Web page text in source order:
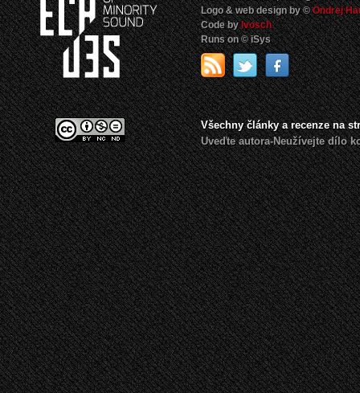
Logo & web design by ©Ondrej
Code by Ivosch
Runs on © iSys
Všechny články a recenze na
Uveďte autora-Neužívejte dílo